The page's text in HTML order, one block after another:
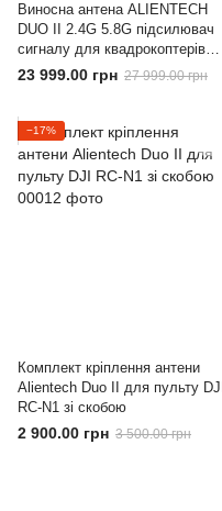
Виносна антена ALIENTECH
DUO II 2.4G 5.8G підсилювач
сигналу для квадрокоптерів
DJI Mavic 3 та Autel
23 999.00 грн 27 999.00 грн
−17%
Комплект кріплення антени
Alientech Duo II для пульту DJI
RC-N1 зі скобою
2 900.00 грн 3 500.00 грн